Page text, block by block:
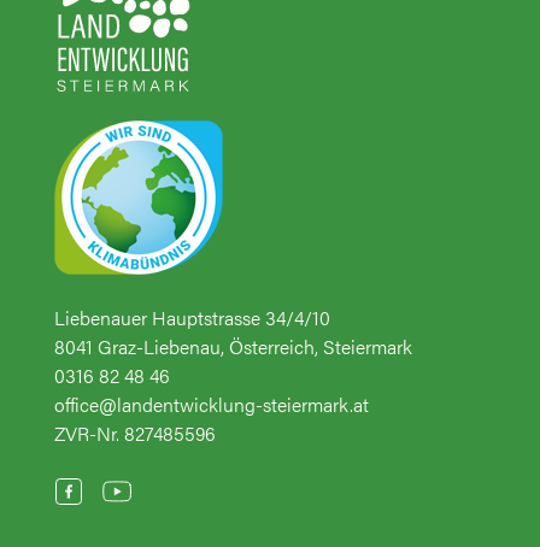
Liebenauer Hauptstrasse 34/4/10
8041 Graz-Liebenau, Österreich, Steiermark
0316 82 48 46
office@landentwicklung-steiermark.at
ZVR-Nr. 827485596